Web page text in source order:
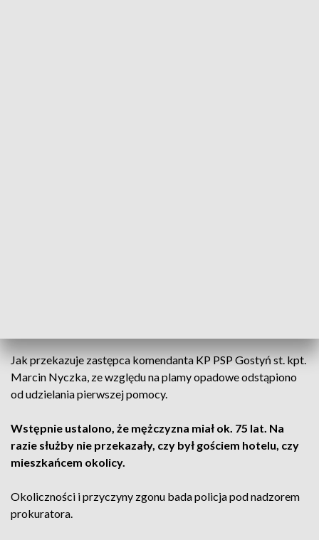
Jak przekazuje zastępca komendanta KP PSP Gostyń st. kpt.
Marcin Nyczka, ze względu na plamy opadowe odstąpiono
od udzielania pierwszej pomocy.
Wstępnie ustalono, że mężczyzna miał ok. 75 lat. Na
razie służby nie przekazały, czy był gościem hotelu, czy
mieszkańcem okolicy.
Okoliczności i przyczyny zgonu bada policja pod nadzorem
prokuratora.